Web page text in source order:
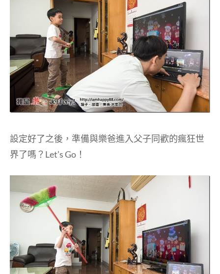
設定好了之後，準備與樂爸進入父子同歡的瘋狂世
界了嗎？Let’s Go！